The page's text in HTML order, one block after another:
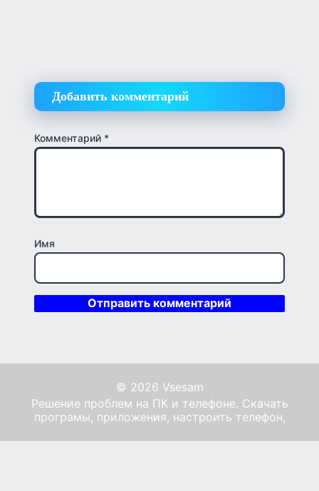
Добавить комментарий
Комментарий *
Имя
© 2026 Vsesam
Решение проблем на ПК и телефоне. Скачать
програмы, приложения, настроить телефон,